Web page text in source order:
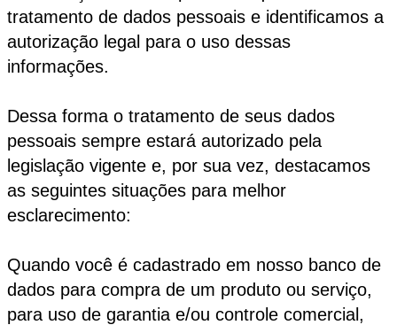
tratamento de dados pessoais e identificamos a
autorização legal para o uso dessas
informações.
Dessa forma o tratamento de seus dados
pessoais sempre estará autorizado pela
legislação vigente e, por sua vez, destacamos
as seguintes situações para melhor
esclarecimento:
Quando você é cadastrado em nosso banco de
dados para compra de um produto ou serviço,
para uso de garantia e/ou controle comercial,